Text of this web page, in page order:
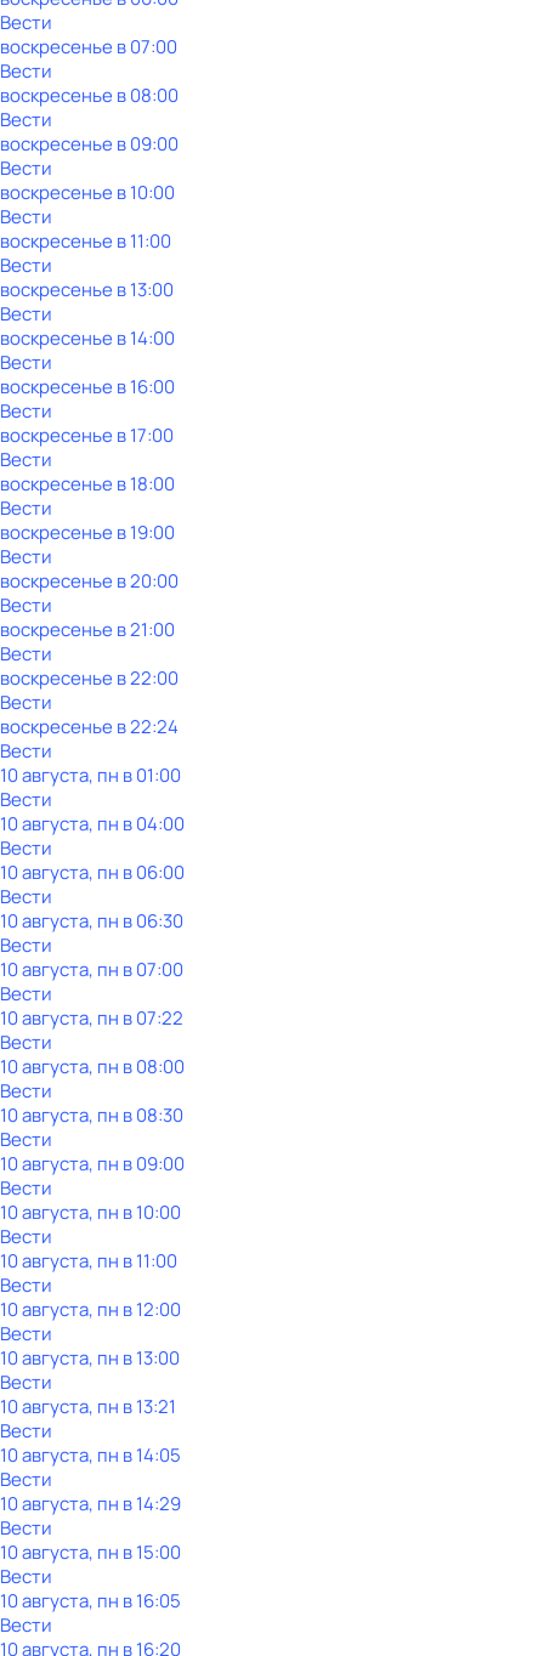
Вести
воскресенье в07:00
Вести
воскресенье в08:00
Вести
воскресенье в09:00
Вести
воскресенье в10:00
Вести
воскресенье в11:00
Вести
воскресенье в13:00
Вести
воскресенье в14:00
Вести
воскресенье в16:00
Вести
воскресенье в17:00
Вести
воскресенье в18:00
Вести
воскресенье в19:00
Вести
воскресенье в20:00
Вести
воскресенье в21:00
Вести
воскресенье в22:00
Вести
воскресенье в22:24
Вести
10 августа, пн в 01:00
Вести
10 августа, пн в 04:00
Вести
10 августа, пн в 06:00
Вести
10 августа, пн в 06:30
Вести
10 августа, пн в 07:00
Вести
10 августа, пн в 07:22
Вести
10 августа, пн в 08:00
Вести
10 августа, пн в 08:30
Вести
10 августа, пн в 09:00
Вести
10 августа, пн в 10:00
Вести
10 августа, пн в 11:00
Вести
10 августа, пн в 12:00
Вести
10 августа, пн в 13:00
Вести
10 августа, пн в 13:21
Вести
10 августа, пн в 14:05
Вести
10 августа, пн в 14:29
Вести
10 августа, пн в 15:00
Вести
10 августа, пн в 16:05
Вести
10 августа, пн в 16:20